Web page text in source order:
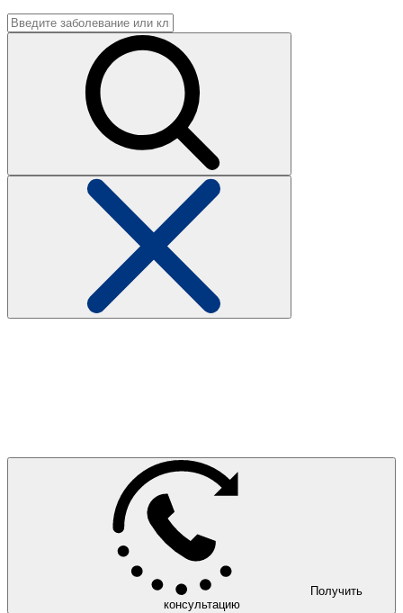
Получить
консультацию